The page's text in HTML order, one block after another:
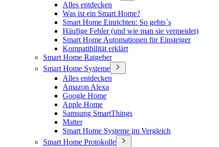
Alles entdecken
Was ist ein Smart Home?
Smart Home Einrichten: So gehts`s
Häufige Fehler (und wie man sie vermeidet)
Smart Home Automationen für Einsteiger
Kompatibilität erklärt
Smart Home Ratgeber
Smart Home Systeme
Alles entdecken
Amazon Alexa
Google Home
Apple Home
Samsung SmartThings
Matter
Smart Home Systeme im Vergleich
Smart Home Protokolle